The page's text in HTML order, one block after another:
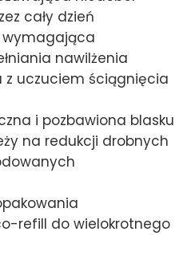
cały dzień
wymagająca
nawilżenia
z uczuciem ściągnięcia
i pozbawiona blasku
na redukcji drobnych
refill do wielokrotnego